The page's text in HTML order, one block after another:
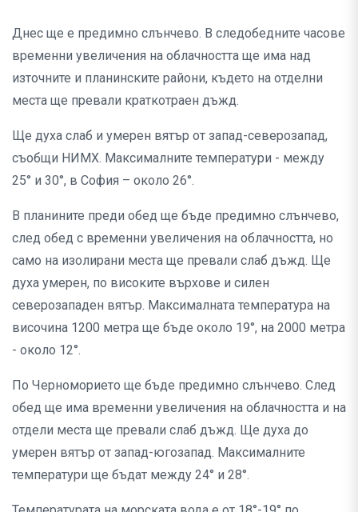
Днес ще е предимно слънчево. В следобедните часове
временни увеличения на облачността ще има над
източните и планинските райони, където на отделни
места ще превали краткотраен дъжд.
Ще духа слаб и умерен вятър от запад-северозапад,
съобщи НИМХ. Максималните температури - между
25° и 30°, в София – около 26°.
В планините преди обед ще бъде предимно слънчево,
след обед с временни увеличения на облачността, но
само на изолирани места ще превали слаб дъжд. Ще
духа умерен, по високите върхове и силен
северозападен вятър. Максималната температура на
височина 1200 метра ще бъде около 19°, на 2000 метра
- около 12°.
По Черноморието ще бъде предимно слънчево. След
обед ще има временни увеличения на облачността и на
отдели места ще превали слаб дъжд. Ще духа до
умерен вятър от запад-югозапад. Максималните
температури ще бъдат между 24° и 28°.